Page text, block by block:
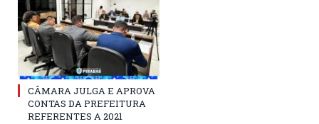
CÂMARA JULGA E APROVA
CONTAS DA PREFEITURA
REFERENTES A 2021